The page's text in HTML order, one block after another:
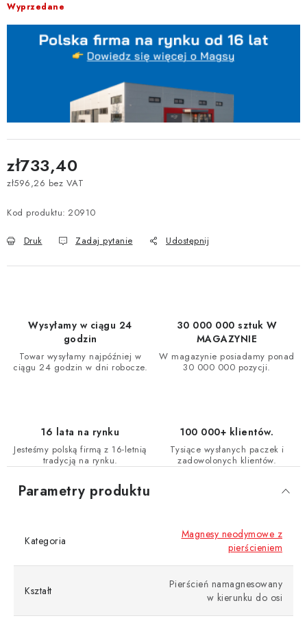
Wyprzedane
zł733,40
zł596,26 bez VAT
Kod produktu: 20910
Druk Zadaj pytanie Udostępnij
Wysyłamy w ciągu 24
godzin
Towar wysyłamy najpóźniej w
ciągu 24 godzin w dni robocze.
30 000 000 sztuk W
MAGAZYNIE
W magazynie posiadamy ponad
30 000 000 pozycji.
16 lata na rynku
Jesteśmy polską firmą z 16-letnią
tradycją na rynku.
100 000+ klientów.
Tysiące wysłanych paczek i
zadowolonych klientów.
Parametry produktu
Kategoria
Magnesy neodymowe z
pierścieniem
Kształt
Pierścień namagnesowany
w kierunku do osi